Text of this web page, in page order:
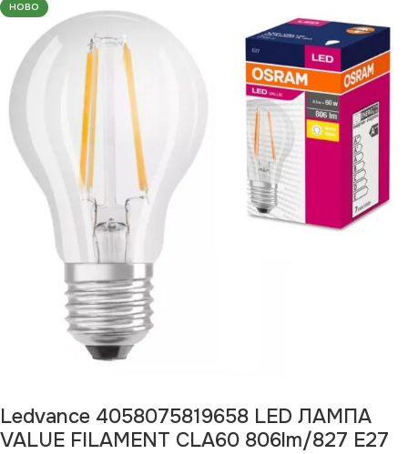
НОВО
Ledvance 4058075819658 LED ЛАМПА
VALUE FILAMENT CLA60 806lm/827 E27